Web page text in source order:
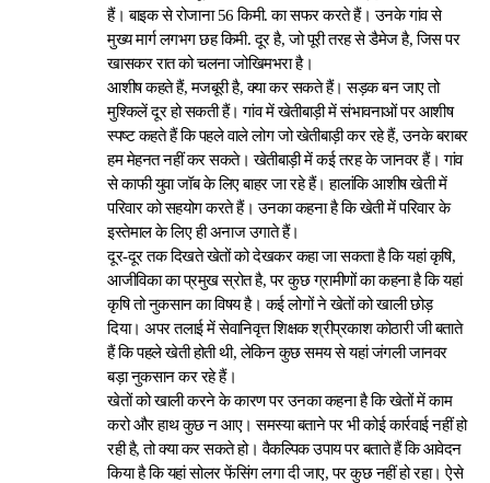
हैं। बाइक से रोजाना 56 किमी. का सफर करते हैं। उनके गांव से
मुख्य मार्ग लगभग छह किमी. दूर है, जो पूरी तरह से डैमेज है, जिस पर
खासकर रात को चलना जोखिमभरा है।
आशीष कहते हैं, मजबूरी है, क्या कर सकते हैं। सड़क बन जाए तो
मुश्किलें दूर हो सकती हैं। गांव में खेतीबाड़ी में संभावनाओं पर आशीष
स्पष्ट कहते हैं कि पहले वाले लोग जो खेतीबाड़ी कर रहे हैं, उनके बराबर
हम मेहनत नहीं कर सकते। खेतीबाड़ी में कई तरह के जानवर हैं। गांव
से काफी युवा जॉब के लिए बाहर जा रहे हैं। हालांकि आशीष खेती में
परिवार को सहयोग करते हैं। उनका कहना है कि खेती में परिवार के
इस्तेमाल के लिए ही अनाज उगाते हैं।
दूर-दूर तक दिखते खेतों को देखकर कहा जा सकता है कि यहां कृषि,
आजीविका का प्रमुख स्रोत है, पर कुछ ग्रामीणों का कहना है कि यहां
कृषि तो नुकसान का विषय है। कई लोगों ने खेतों को खाली छोड़
दिया। अपर तलाई में सेवानिवृत्त शिक्षक श्रीप्रकाश कोठारी जी बताते
हैं कि पहले खेती होती थी, लेकिन कुछ समय से यहां जंगली जानवर
बड़ा नुकसान कर रहे हैं।
खेतों को खाली करने के कारण पर उनका कहना है कि खेतों में काम
करो और हाथ कुछ न आए। समस्या बताने पर भी कोई कार्रवाई नहीं हो
रही है, तो क्या कर सकते हो। वैकल्पिक उपाय पर बताते हैं कि आवेदन
किया है कि यहां सोलर फेंसिंग लगा दी जाए, पर कुछ नहीं हो रहा। ऐसे